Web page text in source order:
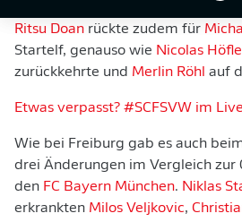
Ritsu Doan rückte zudem für
Startelf, genauso wie Nicolas
zurückkehrte und Merlin Röhl auf
Etwas verpasst? #SCFSVW im
Wie bei Freiburg gab es auch
drei Änderungen im Vergleich
den FC Bayern München. Niklas
erkrankten Milos Veljkovic,